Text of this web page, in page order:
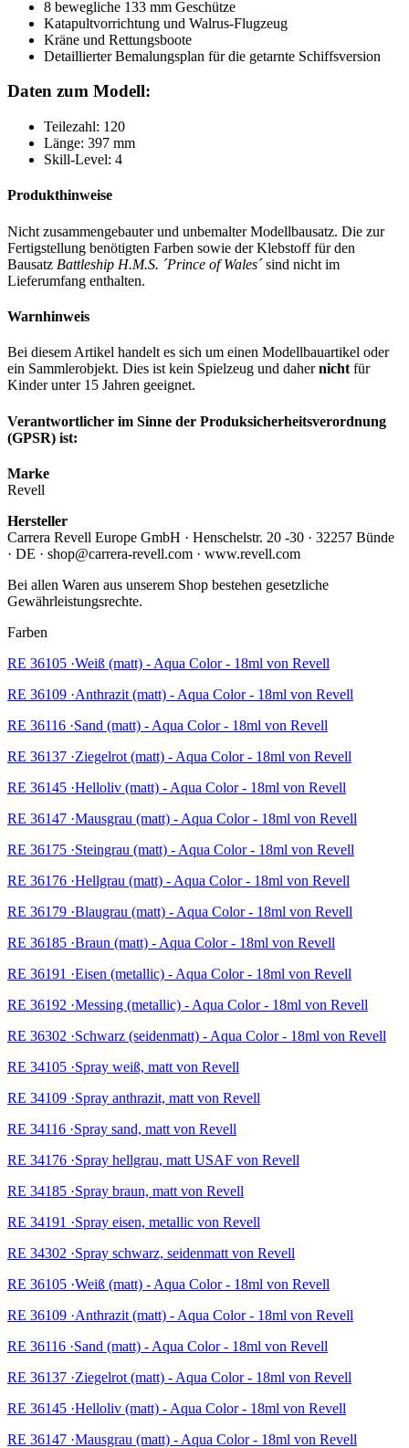
8 bewegliche 133 mm Geschütze
Katapultvorrichtung und Walrus-Flugzeug
Kräne und Rettungsboote
Detaillierter Bemalungsplan für die getarnte Schiffsversion
Daten zum Modell:
Teilezahl: 120
Länge: 397 mm
Skill-Level: 4
Produkthinweise
Nicht zusammengebauter und unbemalter Modellbausatz. Die zur
Fertigstellung benötigten Farben sowie der Klebstoff für den
Bausatz Battleship H.M.S. ´Prince of Wales´sind nicht im
Lieferumfang enthalten.
Warnhinweis
Bei diesem Artikel handelt es sich um einen Modellbauartikel oder
ein Sammlerobjekt. Dies ist kein Spielzeug und dahernicht für
Kinder unter 15 Jahren geeignet.
Verantwortlicher im Sinne der Produksicherheitsverordnung
(GPSR) ist:
Marke
Revell
Hersteller
Carrera Revell Europe GmbH · Henschelstr. 20 -30 · 32257 Bünde
· DE · shop@carrera-revell.com · www.revell.com
Bei allen Waren aus unserem Shop bestehen gesetzliche
Gewährleistungsrechte.
Farben
RE 36105 ·Weiß (matt) - Aqua Color - 18ml von Revell
RE 36109 ·Anthrazit (matt) - Aqua Color - 18ml von Revell
RE 36116 ·Sand (matt) - Aqua Color - 18ml von Revell
RE 36137 ·Ziegelrot (matt) - Aqua Color - 18ml von Revell
RE 36145 ·Helloliv (matt) - Aqua Color - 18ml von Revell
RE 36147 ·Mausgrau (matt) - Aqua Color - 18ml von Revell
RE 36175 ·Steingrau (matt) - Aqua Color - 18ml von Revell
RE 36176 ·Hellgrau (matt) - Aqua Color - 18ml von Revell
RE 36179 ·Blaugrau (matt) - Aqua Color - 18ml von Revell
RE 36185 ·Braun (matt) - Aqua Color - 18ml von Revell
RE 36191 ·Eisen (metallic) - Aqua Color - 18ml von Revell
RE 36192 ·Messing (metallic) - Aqua Color - 18ml von Revell
RE 36302 ·Schwarz (seidenmatt) - Aqua Color - 18ml von Revell
RE 34105 ·Spray weiß, matt von Revell
RE 34109 ·Spray anthrazit, matt von Revell
RE 34116 ·Spray sand, matt von Revell
RE 34176 ·Spray hellgrau, matt USAF von Revell
RE 34185 ·Spray braun, matt von Revell
RE 34191 ·Spray eisen, metallic von Revell
RE 34302 ·Spray schwarz, seidenmatt von Revell
RE 36105 ·Weiß (matt) - Aqua Color - 18ml von Revell
RE 36109 ·Anthrazit (matt) - Aqua Color - 18ml von Revell
RE 36116 ·Sand (matt) - Aqua Color - 18ml von Revell
RE 36137 ·Ziegelrot (matt) - Aqua Color - 18ml von Revell
RE 36145 ·Helloliv (matt) - Aqua Color - 18ml von Revell
RE 36147 ·Mausgrau (matt) - Aqua Color - 18ml von Revell